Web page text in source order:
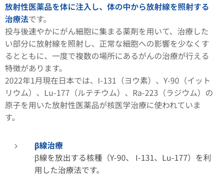
放射性医薬品を体に注入し、体の中から放射線を照射する
治療法です。
投与後速やかにがん細胞に集まる薬剤を用いて、治療した
い部分に放射線を照射し、正常な細胞への影響を少なくす
るとともに、一度で複数の場所にあるがんの治療が行える
特徴があります。
2022年1月現在日本では、I-131（ヨウ素）、Y-90（イット
リウム）、Lu-177（ルテチウム）、Ra-223（ラジウム）の
原子を用いた放射性医薬品が核医学治療に使われていま
す。
β線治療
β線を放出する核種（Y-90、 I-131、Lu-177）を利
用した治療法です。